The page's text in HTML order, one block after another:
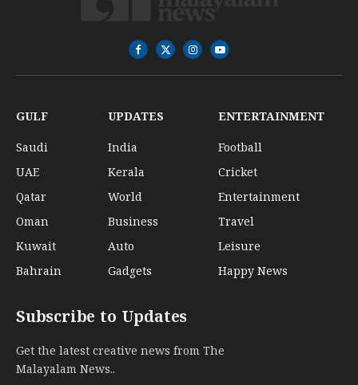
Facebook
X
(Twitter)
InstagramYouTube
GULF
Saudi
UAE
Qatar
Oman
Kuwait
Bahrain
UPDATES
India
Kerala
World
Business
Auto
Gadgets
ENTERTAINMENT
Football
Cricket
Entertainment
Travel
Leisure
Happy News
Subscribe to Updates
Get the latest creative news from The
Malayalam News..